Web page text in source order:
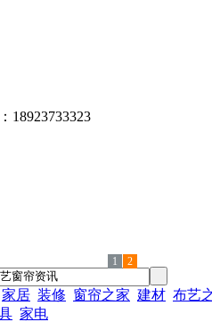
18923733323
1 2
家居 装修 窗帘之家 建材 布艺
家电